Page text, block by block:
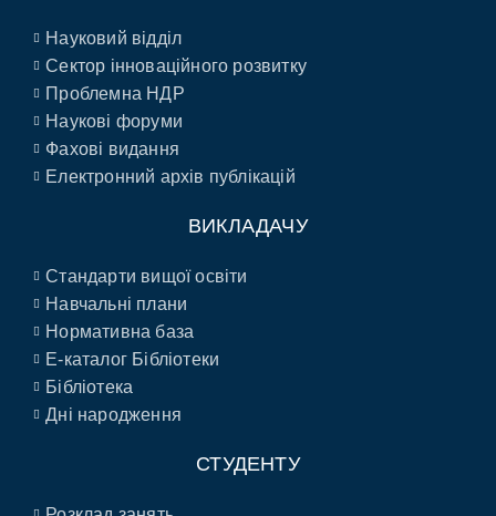
Науковий відділ
Сектор інноваційного розвитку
Проблемна НДР
Наукові форуми
Фахові видання
Електронний архів публікацій
ВИКЛАДАЧУ
Стандарти вищої освіти
Навчальні плани
Нормативна база
E-каталог Бібліотеки
Бібліотека
Дні народження
СТУДЕНТУ